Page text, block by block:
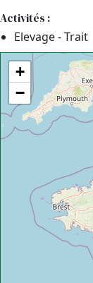
Activités :
Elevage - Trait
+
−